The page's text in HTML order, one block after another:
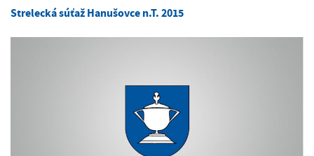
Strelecká súťaž Hanušovce n.T. 2015